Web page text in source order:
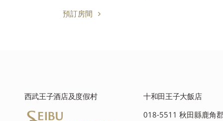
田時光～含早晚餐
預訂房間
西武王子酒店及度假村
十和田王子大飯店
018-5511 秋田縣鹿角